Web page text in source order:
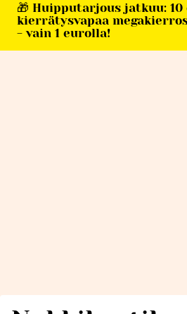
🎁 Huipputarjous jatkuu: 10
kierrätysvapaa
- vain 1 eurolla!